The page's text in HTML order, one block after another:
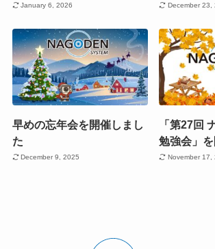
January 6, 2026 December 23,
早めの忘年会を開催しまし
た
December 9, 2025
「第27回
勉強会」
November 17,